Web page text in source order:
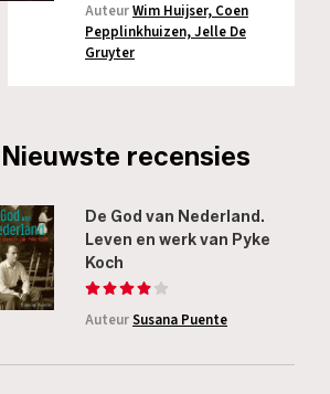
AuteurWim Huijser, Coen
Pepplinkhuizen, Jelle De
Gruyter
_Nieuwste recensies
De God van Nederland.
Leven en werk van Pyke
Koch
AuteurSusana Puente